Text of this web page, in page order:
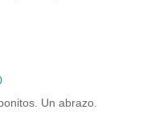
Un abrazo.